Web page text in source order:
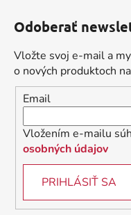
Odoberať
Vložte svoj e-mail a
o nových produktoch
Email
Vložením e-mailu
osobných údajov
PRIHLÁSIŤ SA